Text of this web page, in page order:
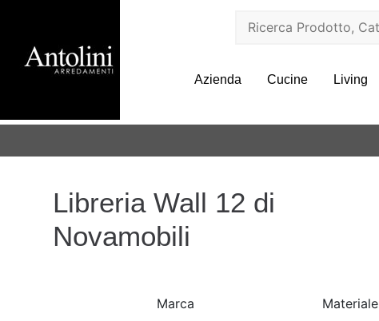
Azienda Cucine Living
Libreria Wall 12 di
Novamobili
Marca Materiale